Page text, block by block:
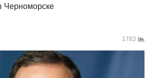
Черноморске
1783